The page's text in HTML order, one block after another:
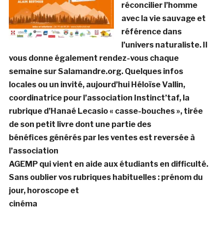
réconcilier l’homme
avec la vie sauvage et
référence dans
l’univers naturaliste. Il
vous donne également rendez-vous chaque
semaine sur Salamandre.org. Quelques infos
locales ou un invité, aujourd’hui Héloïse Vallin,
coordinatrice pour l’association Instinct’taf, la
rubrique d’Hanaé Lecasio « casse-bouches », tirée
de son petit livre dont une partie des
bénéfices générés par les ventes est reversée à
l’association
AGEMP qui vient en aide aux étudiants en difficulté.
Sans oublier vos rubriques habituelles : prénom du
jour, horoscope et
cinéma